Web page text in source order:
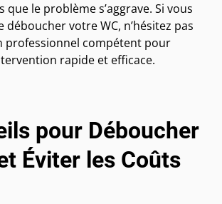
que le problème s’aggrave. Si vous
déboucher votre WC, n’hésitez pas
professionnel compétent pour
rapide et efficace.
pour Déboucher
Éviter les Coûts